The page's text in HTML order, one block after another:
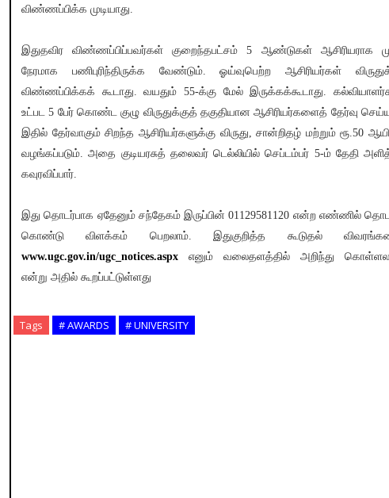
விண்ணப்பிக்க முடியாது.
இதுதவிர விண்ணப்பிப்பவர்கள் குறைந்தபட்சம் 5 ஆண்டுகள் ஆசிரியராக
நேரமாக பணிபுரிந்திருக்க வேண்டும். ஓய்வுபெற்ற ஆசிரியர்கள்
விண்ணப்பிக்கக் கூடாது. வயதும் 55-க்கு மேல் இருக்கக்கூடாது.
உட்பட 5 பேர் கொண்ட குழு விருதுக்குத் தகுதியான ஆசிரியர்களைத் தேர்வு
இதில் தேர்வாகும் சிறந்த ஆசிரியர்களுக்கு விருது, சான்றிதழ் மற்றும் ரூ.50
வழங்கப்படும். அதை குடியரசுத் தலைவர் டெல்லியில் செப்டம்பர் 5-ம் தேதி
கவுரவிப்பார்.
இது தொடர்பாக ஏதேனும் சந்தேகம் இருப்பின் 01129581120 என்ற எண்ணில்
கொண்டு விளக்கம் பெறலாம். இதுகுறித்த கூடுதல்
www.ugc.gov.in/ugc_notices.aspx எனும் வலைதளத்தில் அறிந்து
என்று அதில் கூறப்பட்டுள்ளது
Tags # AWARDS # UNIVERSITY